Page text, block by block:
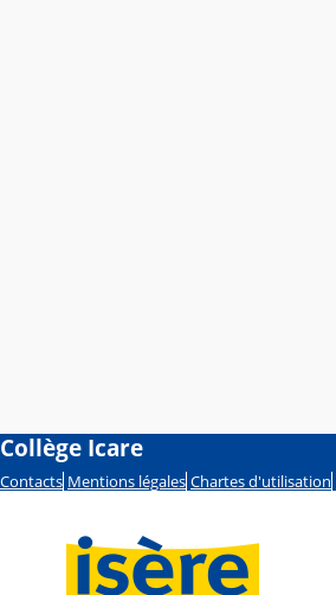
Collège Icare
Contacts Mentions légales Chartes d'utilisation